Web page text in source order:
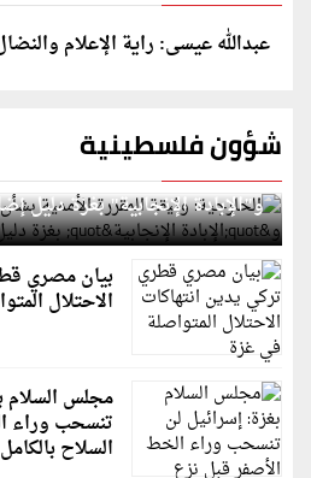
عبدالله عيسى: راية الإعلام
شؤون فلسطينية
الخارجية: وثيقة المقررة الأممية
و"الإبادة الإنجابية" بغزة دليل
بيان مصري
الاحتلال
مجلس السلام
تنسحب وراء
السلاح بالكامل